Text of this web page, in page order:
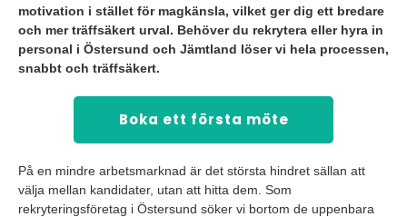
motivation i stället för magkänsla, vilket ger dig ett bredare
och mer träffsäkert urval. Behöver du rekrytera eller hyra in
personal i Östersund och Jämtland löser vi hela processen,
snabbt och träffsäkert.
Boka ett första möte
På en mindre arbetsmarknad är det största hindret sällan att
välja mellan kandidater, utan att hitta dem. Som
rekryteringsföretag i Östersund söker vi bortom de uppenbara